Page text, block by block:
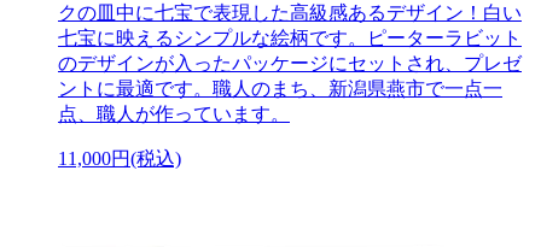
クの皿中に七宝で表現した高級感あるデザイン！白い
七宝に映えるシンプルな絵柄です。ピーターラビット
のデザインが入ったパッケージにセットされ、プレゼ
ントに最適です。職人のまち、新潟県燕市で一点一
点、職人が作っています。
11,000円(税込)